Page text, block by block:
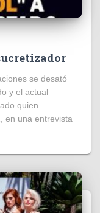
se desató
y el actual
quien
en una entrevista